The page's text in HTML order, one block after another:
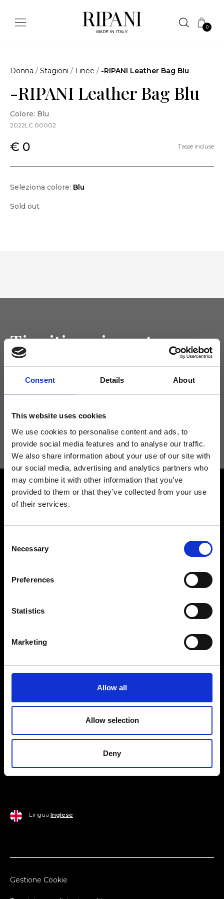
Consent Details About
This website uses cookies
We use cookies to personalise content and ads, to
provide social media features and to analyse our traffic.
We also share information about your use of our site with
our social media, advertising and analytics partners who
may combine it with other information that you’ve
provided to them or that they’ve collected from your use
of their services.
Selection
Necessary
Preferences
Statistics
Marketing
Allow all
Allow selection
Deny
0
Donna / Stagioni / Linee / -RIPANI Leather Bag Blu
-RIPANI Leather Bag Blu
Colore: Blu
2022LC.00002
€ 0 Tasse incluse
Seleziona colore: Blu
Sold out
Tieniti aggiornato
Non perdere le novità di Ripani, iscriviti alla newsletter!
informazioni consulta laPrivacy Policy.
Cerca un negozio
Seguici
Lingua Inglese
Gestione Cookie